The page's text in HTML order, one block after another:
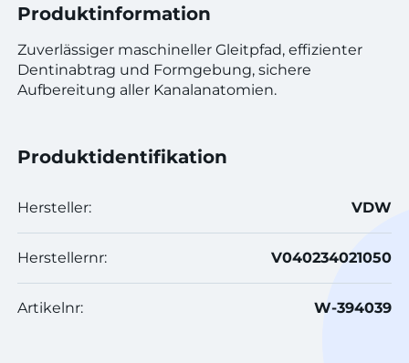
Produktinformation
Zuverlässiger maschineller Gleitpfad, effizienter
Dentinabtrag und Formgebung, sichere
Aufbereitung aller Kanalanatomien.
Produktidentifikation
Hersteller: VDW
Herstellernr: V040234021050
Artikelnr: W-394039